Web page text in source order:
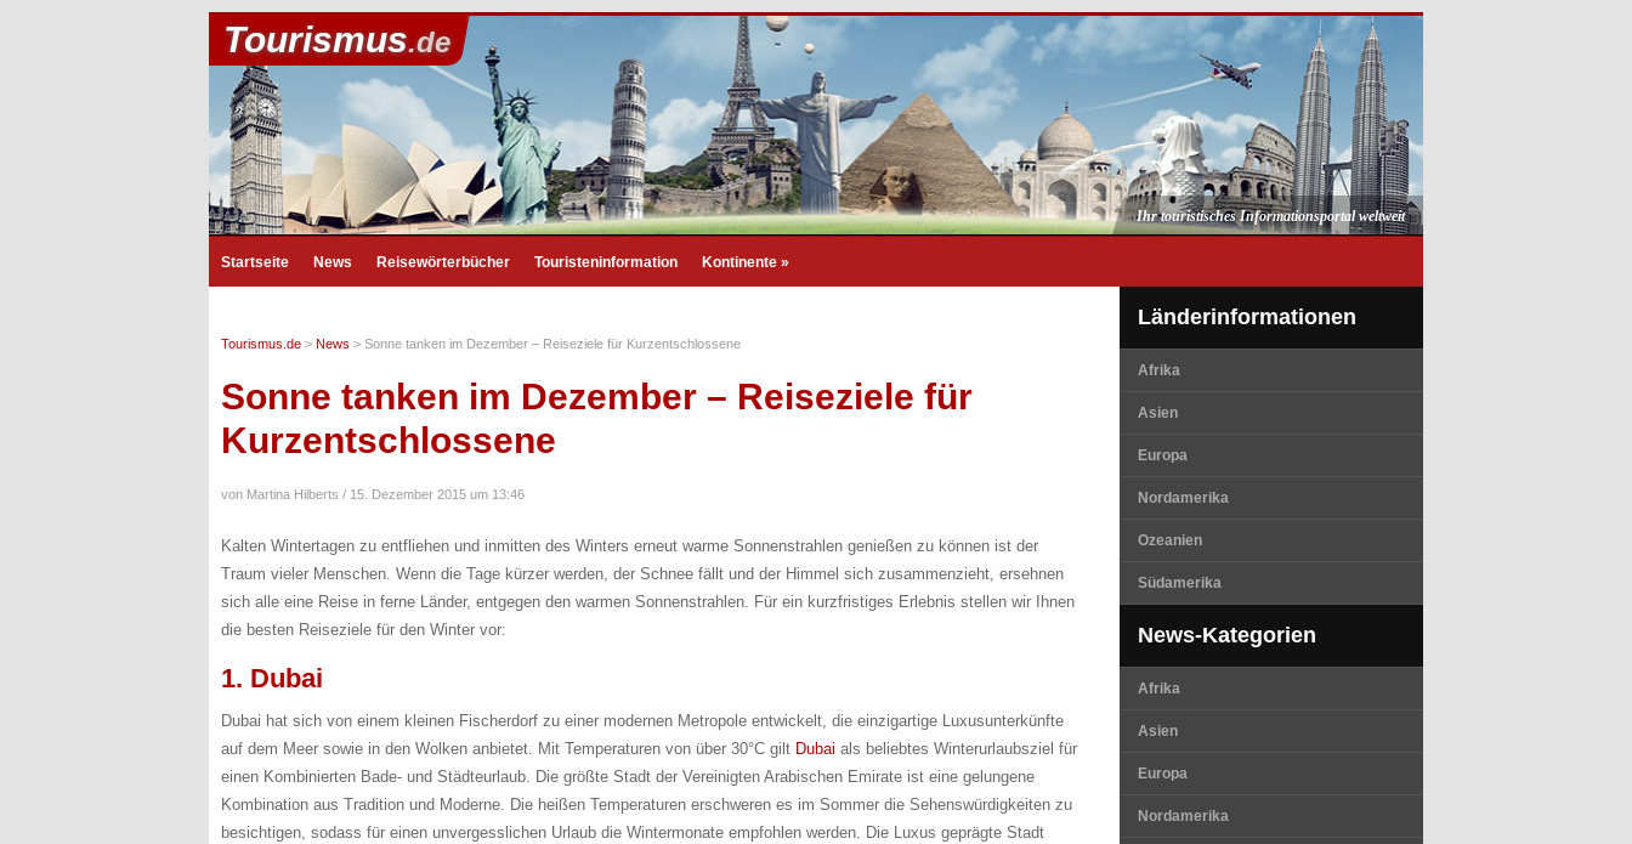
Tourismus.de
Ihr touristisches Informationsportal weltweit
Startseite News Reisewörterbücher Touristeninformation Kontinente »
Tourismus.de > News > Sonne tanken im Dezember – Reiseziele für Kurzentschlossene
Sonne tanken im Dezember – Reiseziele für
Kurzentschlossene
von Martina Hilberts / 15. Dezember 2015 um 13:46
Kalten Wintertagen zu entfliehen und inmitten des Winters erneut warme Sonnenstrahlen genießen zu können ist der
Traum vieler Menschen. Wenn die Tage kürzer werden, der Schnee fällt und der Himmel sich zusammenzieht, ersehnen
sich alle eine Reise in ferne Länder, entgegen den warmen Sonnenstrahlen. Für ein kurzfristiges Erlebnis stellen wir Ihnen
die besten Reiseziele für den Winter vor:
1. Dubai
Dubai hat sich von einem kleinen Fischerdorf zu einer modernen Metropole entwickelt, die einzigartige Luxusunterkünfte
auf dem Meer sowie in den Wolken anbietet. Mit Temperaturen von über 30°C gilt Dubai als beliebtes Winterurlaubsziel für
einen Kombinierten Bade- und Städteurlaub. Die größte Stadt der Vereinigten Arabischen Emirate ist eine gelungene
Kombination aus Tradition und Moderne. Die heißen Temperaturen erschweren es im Sommer die Sehenswürdigkeiten zu
besichtigen, sodass für einen unvergesslichen Urlaub die Wintermonate empfohlen werden. Die Luxus geprägte Stadt
Länderinformationen
Afrika
Asien
Europa
Nordamerika
Ozeanien
Südamerika
News-Kategorien
Afrika
Asien
Europa
Nordamerika